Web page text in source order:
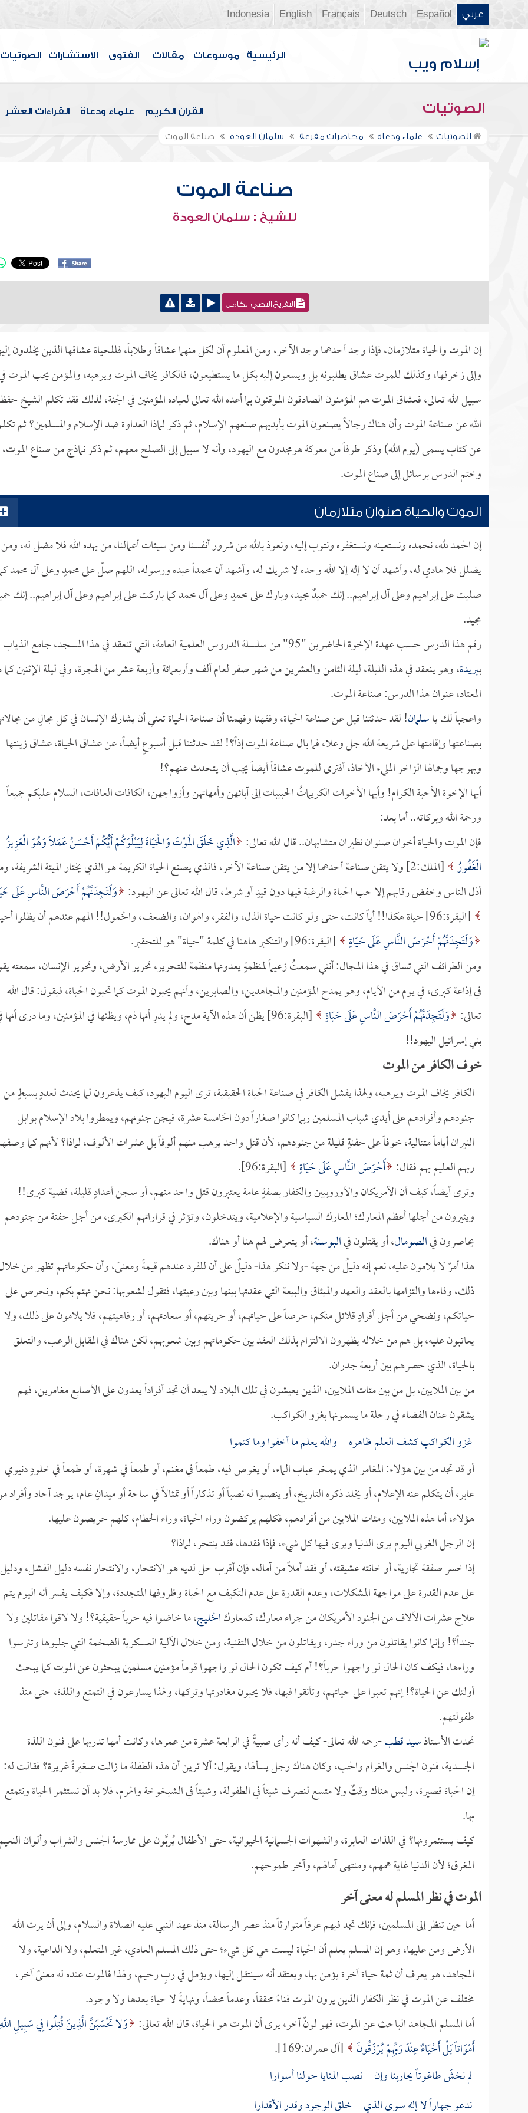
عربي Español
Deutsch
Français
English
Indonesia
الرئيسية موسوعات مقالات الفتوى الاستشارات الصوتيات
الصوتيات القرآن الكريم علماء ودعاة القراءات العشر
الصوتيات علماء ودعاة محاضرات مفرغة سلمان العودة صناعة الموت
صناعة الموت
للشيخ : سلمان العودة
التفريغ النصي الكامل
إن الموت والحياة متلازمان، فإذا وجد أحدهما وجد الآخر، ومن المعلوم أن لكل منهما عشاقاً وطلاباً، فللحياة عشاقها الذين يخلدون
وإلى زخرفها، وكذلك للموت عشاق يطلبونه بل ويسعون إليه بكل ما يستطيعون، فالكافر يخاف الموت ويرهبه، والمؤمن يحب الموت
سبيل الله تعالى، فعشاق الموت هم المؤمنون الصادقون الموقنون بما أعده الله تعالى لعباده المؤمنين في الجنة، لذلك فقد تكلم الشيخ
الله عن صناعة الموت وأن هناك رجالاً يصنعون الموت بأيديهم صنعهم الإسلام، ثم ذكر لماذا العداوة ضد الإسلام والمسلمين؟ ثم
عن كتاب يسمى (يوم الله) وذكر طرفاً من معركة هرمجدون مع اليهود، وأنه لا سبيل إلى الصلح معهم، ثم ذكر نماذج من صناع الموت،
وختم الدرس برسائل إلى صناع الموت.
الموت والحياة صنوان متلازمان
إن الحمد لله، نحمده ونستعينه ونستغفره ونتوب إليه، ونعوذ بالله من شرور أنفسنا ومن سيئات أعمالنا، من يهده الله فلا مضل له، ومن
يضلل فلا هادي له، وأشهد أن لا إله إلا الله وحده لا شريك له، وأشهد أن محمداً عبده ورسوله، اللهم صلّ على محمدٍ وعلى آل محمد
صليت على إبراهيم وعلى آل إبراهيم.. إنك حميدٌ مجيد، وبارك على محمدٍ وعلى آل محمد كما باركت على إبراهيم وعلى آل إبراهيم.. إنك
مجيد.
رقم هذا الدرس حسب عهدة الإخوة الحاضرين "95" من سلسلة الدروس العلمية العامة، التي تنعقد في هذا المسجد، جامع الذياب
بـبريدة، وهو ينعقد في هذه الليلة، ليلة الثامن والعشرين من شهر صفر لعام ألف وأربعمائة وأربعة عشر من الهجرة، وفي ليلة الإثنين
المعتاد، عنوان هذا الدرس: صناعة الموت.
واعجباً لك ياسلمان! لقد حدثتنا قبل عن صناعة الحياة، وفقهنا وفهمنا أن صناعة الحياة تعني أن يشارك الإنسان في كل مجالٍ من
بصناعتها وإقامتها على شريعة الله جل وعلا، فما بال صناعة الموت إذاً؟! لقد حدثتنا قبل أسبوعٍ أيضاً، عنعشاق الحياة، عشاق زينتها
وبهرجها وجمالها الزاخر المليء الأخاذ، أفترى للموت عشاقاً أيضاً يجب أن يتحدث عنهم؟!
أيها الإخوة الأحبة الكرام! وأيها الأخوات الكريماتُ الحبيبات إلى آبائهن وأمهاتهن وأزواجهن، الكافات العافات، السلام عليكم جميعاً
ورحمة الله وبركاته.. أما بعد:
فإن الموت والحياة أخوان صنوان نظيران متشابهان.. قال الله تعالى: الَّذِي خَلَقَ الْمَوْتَ وَالْحَيَاةَ لِيَبْلُوَكُمْ أَيُّكُمْ أَحْسَنُ عَمَلاً وَهُوَ الْعَزِيزُ
الْغَفُورُ
[الملك:2] ولا يتقن صناعة أحدهما إلا من يتقن صناعة الآخر، فالذي يصنع الحياة الكريمة هو الذي يختار الميتة الشريفة،
أذل الناس وخفض رقابهم إلا حب الحياة والرغبة فيها دون قيدٍ أو شرط، قال الله تعالى عن اليهود: وَلَتَجِدَنَّهُمْ أَحْرَصَ النَّاسِ عَلَى
[البقرة:96] حياة هكذا!! أياً كانت، حتى ولو كانت حياة الذل، والفقر، والهوان، والضعف، والخمول!! المهم عندهم أن يظلوا أحياءً
وَلَتَجِدَنَّهُمْ أَحْرَصَ النَّاسِ عَلَى حَيَاةٍ [البقرة:96] والتنكير هاهنا في كلمة "حياة" هو للتحقير.
ومن الطرائف التي تساق في هذا المجال: أنني سمعتُ زعيماً لمنظمةٍ يعدونها منظمة للتحرير، تحرير الأرض، وتحرير الإنسان، سمعته
في إذاعة كبرى، في يوم من الأيام، وهو يمدح المؤمنين والمجاهدين، والصابرين، وأنهم يحبون الموت كما تحبون الحياة، فيقول: قال الله
تعالى: وَلَتَجِدَنَّهُمْ أَحْرَصَ النَّاسِ عَلَى حَيَاةٍ
[البقرة:96] يظن أن هذه الآية مدح، ولم يدرِ أنها ذم، ويظنها في المؤمنين، وما درى
بني إسرائيل اليهود!!
خوف الكافر من الموت
الكافر يخاف الموت ويرهبه، ولهذا يفشل الكافر في صناعة الحياة الحقيقية، ترى اليوم اليهود، كيف يذعرون لما يحدث لعددٍ بسيطٍ من
جنودهم وأفرادهم على أيدي شباب المسلمين ربما كانوا صغاراً دون الخامسة عشرة، فيجن جنونهم، ويمطروا بلاد الإسلام بوابل
النيران أياماً متتالية، خوفاً على حفنةٍ قليلة من جنودهم، لأن قتل واحد يرهب منهم ألوفاً بل عشرات الألوف، لماذا؟ لأنهم كما
ربهم العليم بهم فقال: أَحْرَصَ النَّاسِ عَلَى حَيَاةٍ [البقرة:96].
وترى أيضاً، كيف أن الأمريكان والأوروبيين والكفار بصفةٍ عامة يعتبرون قتل واحد منهم، أو سجن أعدادٍ قليلة، قضية كبرى!!
ويثيرون من أجلها أعظم المعارك؛ المعارك السياسية والإعلامية، ويتدخلون، وتؤثر في قراراتهم الكبرى، من أجل حفنة من جنودهم
يحاصرون فيالصومال، أو يقتلون فيالبوسنة، أو يتعرض لهم هنا أو هناك.
هذا أمرٌ لا يلامون عليه، نعم إنه دليلُ من جهة -ولا ننكر هذا- دليلٌ على أن للفرد عندهم قيمةً ومعنىً، وأن حكوماتهم تظهر من
ذلك، وفاءها والتزامها بالعقد والعهد والميثاق والبيعة التي عقدتها بينها وبين رعيتها، فتقول لشعوبها: نحن نهتم بكم، ونحرص على
حياتكم، ونضحي من أجل أفرادٍ قلائل منكم، حرصاً على حياتهم، أو حريتهم، أو سعادتهم، أو رفاهيتهم، فلا يلامون على ذلك، ولا
يعاتبون عليه، بل هم من خلاله يظهرون الالتزام بذلك العقد بين حكوماتهم وبين شعوبهم، لكن هناك في المقابل الرعب، والتعلق
بالحياة، الذي حصرهم بين أربعة جدران.
من بين الملايين، بل من بين مئات الملايين، الذين يعيشون في تلك البلاد لا يبعد أن تجد أفراداً يعدون على الأصابع مغامرين، فهم
يشقون عنان الفضاء في رحلة ما يسمونها بغزو الكواكب.
غزو الكواكب كشف العلم ظاهره والله يعلم ما أخفوا وما كتموا
أو قد تجد من بين هؤلاء: المغامر الذي يمخر عباب الماء، أو يغوص فيه، طمعاً في مغنم، أو طمعاً في شهرة، أو طمعاً في خلودٍ دنيوي
عابر، أن يتكلم عنه الإعلام، أو يخلد ذكره التاريخ، أو ينصبوا له نصباً أو تذكاراً أو تمثالاً في ساحة أو ميدانٍ عام، يوجد آحاد وأفراد
هؤلاء، أما هذه الملايين، ومئات الملايين من أفرادهم، فكلهم يركضون وراء الحياة، وراء الحطام، كلهم حريصون عليها.
إن الرجل الغربي اليوم يرى الدنيا ويرى فيها كل شيء، فإذا فقدها، فقد ينتحر، لماذا؟
إذا خسر صفقة تجارية، أو خانته عشيقته، أو فقد أملاً من آماله، فإن أقرب حل لديه هو الانتحار، والانتحار نفسه دليل الفشل، ودليل
على عدم القدرة على مواجهة المشكلات، وعدم القدرة على عدم التكيف مع الحياة وظروفها المتجددة، وإلا فكيف يفسر أنه اليوم يتم
علاج عشرات الآلاف من الجنود الأمريكان من جراء معارك، كمعاركالخليج، ما خاضوا فيه حرباً حقيقية؟! ولا لاقوا مقاتلين ولا
جنداً؟! وإنما كانوا يقاتلون من وراء جدر، ويقاتلون من خلال التقنية، ومن خلال الآلية العسكرية الضخمة التي جلبوها وتترسوا
وراءها، فيكف كان الحال لو واجهوا حرباً؟! أم كيف تكون الحال لو واجهوا قوماً مؤمنين مسلمين يبحثون عن الموت كما يبحث
أولئك عن الحياة؟! إنهم تعبوا على حياتهم، وتأنقوا فيها، فلا يحبون مغادرتها وتركها، ولهذا يسارعون في التمتع واللذة، حتى منذ
طفولتهم.
تحدث الأستاذسيد قطب-رحمه الله تعالى- كيف أنه رأى صبيةً في الرابعة عشرة من عمرها، وكانت أمها تدربها على فنون اللذة
الجسدية، فنون الجنس والغرام والحب، وكان هناك رجل يسألها، ويقول: ألا ترين أن هذه الطفلة ما زالت صغيرةً غريرة؟ فقالت له:
إن الحياة قصيرة، وليس هناك وقتٌ ولا متسع لنصرف شيئاً في الطفولة، وشيئاً في الشيخوخة والهرم، فلا بد أن نستثمر الحياة ونتمتع
بها.
كيف يستثمرونها؟ في اللذات العابرة، والشهوات الجسمانية الحيوانية، حتى الأطفال يُربَّون على ممارسة الجنس والشراب وألوان
المغرق؛ لأن الدنيا غاية همهم، ومنتهى آمالهم، وآخر طموحهم.
الموت في نظر المسلم له معنى آخر
أما حين تنظر إلى المسلمين، فإنك تجد فيهم عرفاً متوارثاً منذ عصر الرسالة، منذ عهد النبي عليه الصلاة والسلام، وإلى أن يرث الله
الأرض ومن عليها، وهو إن المسلم يعلم أن الحياة ليست هي كل شيء؛ حتى ذلك المسلم العادي، غير المتعلم، ولا الداعية، ولا
المجاهد، هو يعرف أن ثمة حياة آخرة يؤمن بها، ويعتقد أنه سينتقل إليها، ويؤمل في ربٍ رحيم، ولهذا فالموت عنده له معنىً آخر،
مختلف عن الموت في نظر الكفار الذين يرون الموت فناءً محققاً، وعدماً محضاً، ونهايةً لا حياة بعدها ولا وجود.
أما المسلم المجاهد الباحث عن الموت، فهو لونٌ آخر، يرى أن الموت هو الحياة، قال الله تعالى: وَلا تَحْسَبَنَّ الَّذِينَ قُتِلُوا فِي سَبِيلِ
أَمْوَاتاً بَلْ أَحْيَاءٌ عِنْدَ رَبِّهِمْ يُرْزَقُونَ
[آل عمران:169].
لم نخشَ طاغوتاً يحاربنا وإن نصب المنايا حولنا أسوارا
ندعو جهاراً لا إله سوى الذي خلق الوجود وقدر الأقدارا